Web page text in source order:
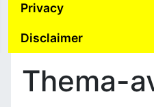
Privacy
Disclaimer
Thema-